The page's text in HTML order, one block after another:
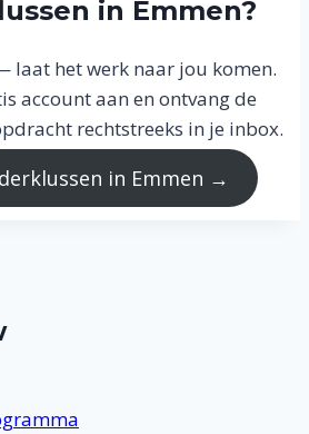
in Emmen?
laat het werk naar jou komen.
account aan en ontvang de
rechtstreeks in je inbox.
in Emmen →